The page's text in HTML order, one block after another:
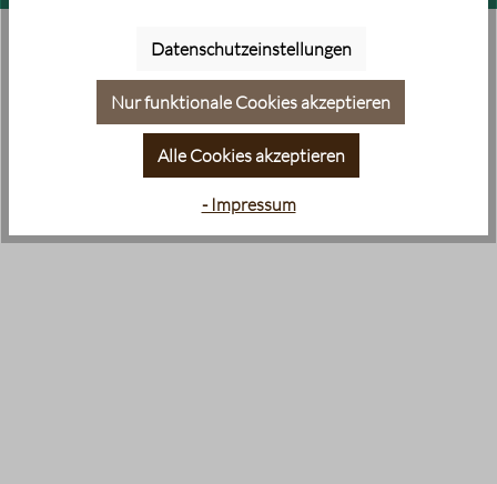
Datenschutzeinstellungen
Nur funktionale Cookies akzeptieren
Alle Cookies akzeptieren
- Impressum